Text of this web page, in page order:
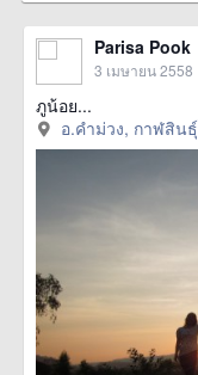
Parisa Pook
3 เมษายน 2558
ภูน้อย...
อ.คำม่วง, กาฬสินธุ์